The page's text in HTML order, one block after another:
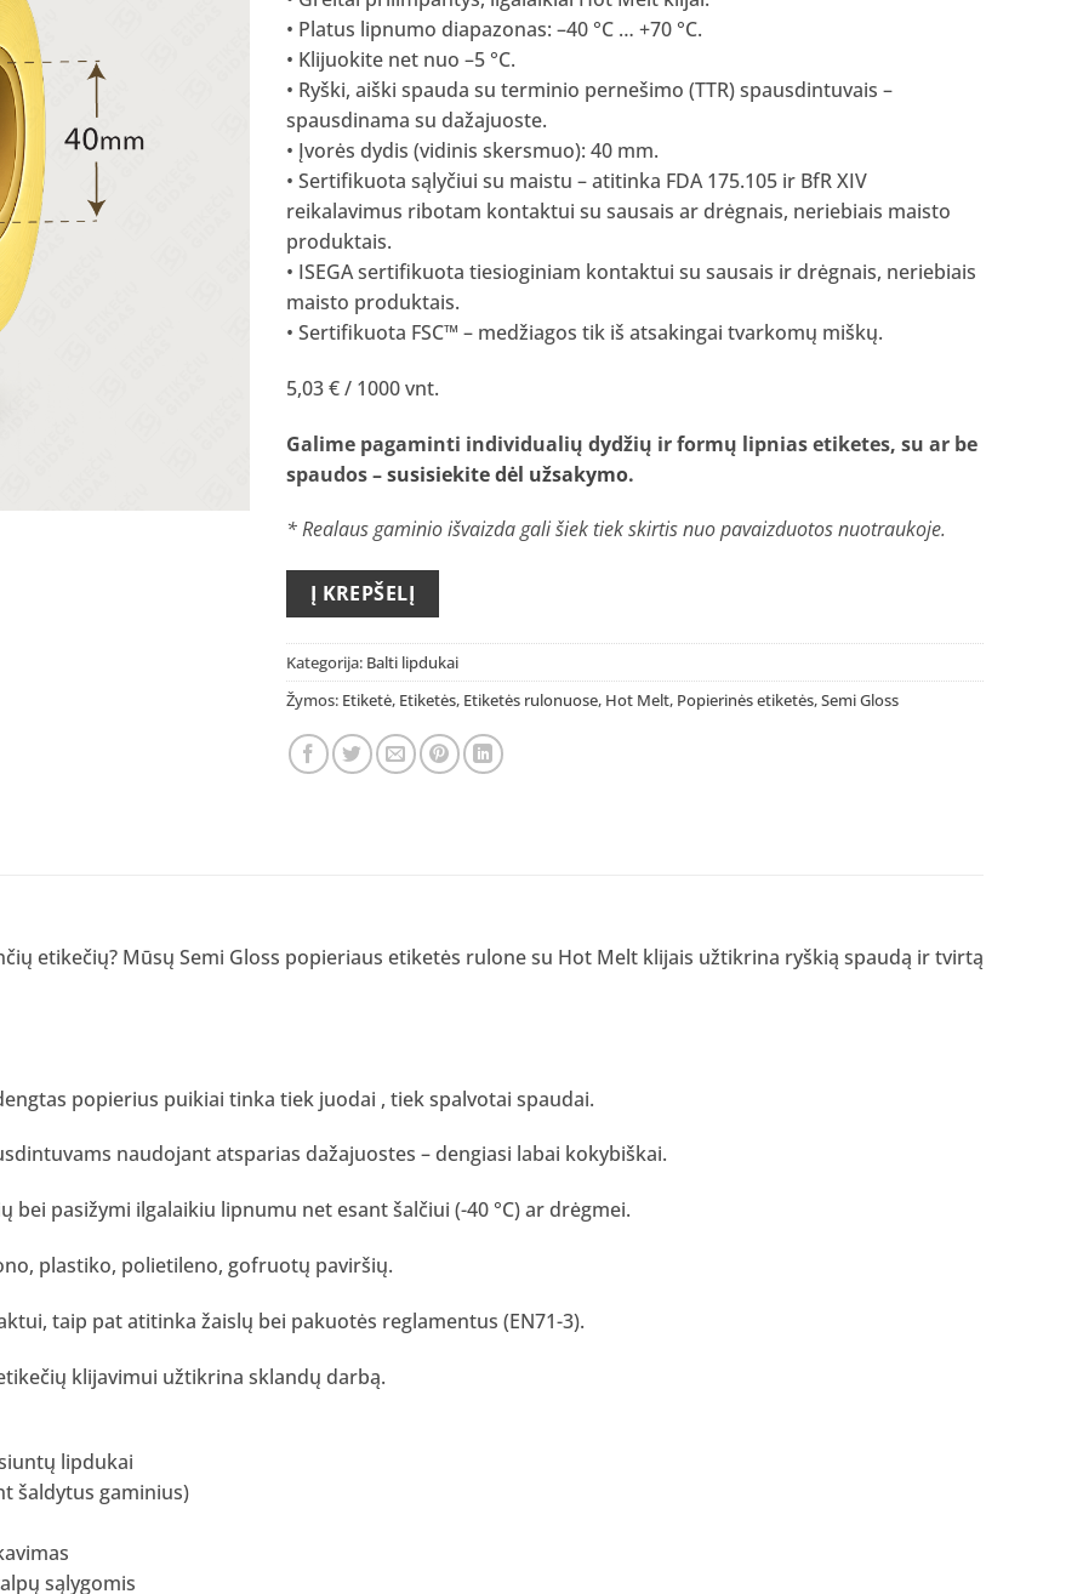
• Platus lipnumo diapazonas: –40 °C … +70 °C.
• Klijuokite net nuo –5 °C.
• Ryški, aiški spauda su terminio pernešimo (TTR) spausdintuvais –
spausdinama su dažajuoste.
• Įvorės dydis (vidinis skersmuo): 40 mm.
• Sertifikuota sąlyčiui su maistu – atitinka FDA 175.105 ir BfR XIV
reikalavimus ribotam kontaktui su sausais ar drėgnais, neriebiais maisto
produktais.
• ISEGA sertifikuota tiesioginiam kontaktui su sausais ir drėgnais, neriebiais
maisto produktais.
• Sertifikuota FSC™ – medžiagos tik iš atsakingai tvarkomų miškų.
5,03 € / 1000 vnt.
Galime pagaminti individualių dydžių ir formų lipnias etiketes, su ar be
spaudos –susisiekite dėl užsakymo.
* Realaus gaminio išvaizda gali šiek tiek skirtis nuo pavaizduotos nuotraukoje.
Į KREPŠELĮ
Kategorija: Balti lipdukai
Žymos: Etiketė, Etiketės, Etiketės rulonuose, Hot Melt, Popierinės etiketės,Semi Gloss
etikečių? Mūsų Semi Gloss popieriaus etiketės rulone su Hot Melt klijais užtikrina ryškią spaudą ir tvirtą
popierius puikiai tinka tiek juodai , tiek spalvotai spaudai.
naudojant atsparias dažajuostes – dengiasi labai kokybiškai.
pasižymi ilgalaikiu lipnumu net esant šalčiui (-40 °C) ar drėgmei.
plastiko, polietileno, gofruotų paviršių.
taip pat atitinka žaislų bei pakuotės reglamentus (EN71-3).
klijavimui užtikrina sklandų darbą.
lipdukai
šaldytus gaminius)
sąlygomis